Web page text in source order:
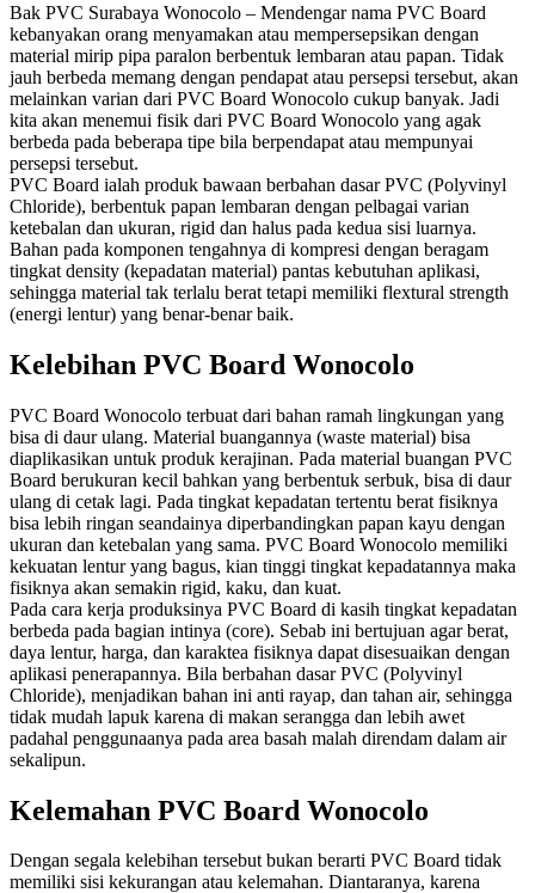
Bak PVC Surabaya Wonocolo – Mendengar nama PVC Board
kebanyakan orang menyamakan atau mempersepsikan dengan
material mirip pipa paralon berbentuk lembaran atau papan. Tidak
jauh berbeda memang dengan pendapat atau persepsi tersebut, akan
melainkan varian dari PVC Board Wonocolo cukup banyak. Jadi
kita akan menemui fisik dari PVC Board Wonocolo yang agak
berbeda pada beberapa tipe bila berpendapat atau mempunyai
persepsi tersebut.
PVC Board ialah produk bawaan berbahan dasar PVC (Polyvinyl
Chloride), berbentuk papan lembaran dengan pelbagai varian
ketebalan dan ukuran, rigid dan halus pada kedua sisi luarnya.
Bahan pada komponen tengahnya di kompresi dengan beragam
tingkat density (kepadatan material) pantas kebutuhan aplikasi,
sehingga material tak terlalu berat tetapi memiliki flextural strength
(energi lentur) yang benar-benar baik.
Kelebihan PVC Board Wonocolo
PVC Board Wonocolo terbuat dari bahan ramah lingkungan yang
bisa di daur ulang. Material buangannya (waste material) bisa
diaplikasikan untuk produk kerajinan. Pada material buangan PVC
Board berukuran kecil bahkan yang berbentuk serbuk, bisa di daur
ulang di cetak lagi. Pada tingkat kepadatan tertentu berat fisiknya
bisa lebih ringan seandainya diperbandingkan papan kayu dengan
ukuran dan ketebalan yang sama. PVC Board Wonocolo memiliki
kekuatan lentur yang bagus, kian tinggi tingkat kepadatannya maka
fisiknya akan semakin rigid, kaku, dan kuat.
Pada cara kerja produksinya PVC Board di kasih tingkat kepadatan
berbeda pada bagian intinya (core). Sebab ini bertujuan agar berat,
daya lentur, harga, dan karaktea fisiknya dapat disesuaikan dengan
aplikasi penerapannya. Bila berbahan dasar PVC (Polyvinyl
Chloride), menjadikan bahan ini anti rayap, dan tahan air, sehingga
tidak mudah lapuk karena di makan serangga dan lebih awet
padahal penggunaanya pada area basah malah direndam dalam air
sekalipun.
Kelemahan PVC Board Wonocolo
Dengan segala kelebihan tersebut bukan berarti PVC Board tidak
memiliki sisi kekurangan atau kelemahan. Diantaranya, karena